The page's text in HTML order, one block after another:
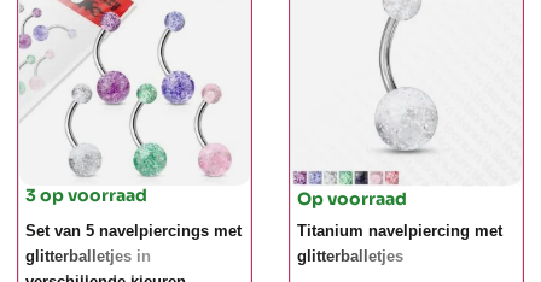
3 op voorraad
Set van 5 navelpiercings met
glitterballetjes in
Op voorraad
Titanium navelpiercing met
glitterballetjes